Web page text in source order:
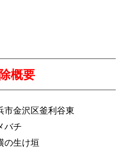
概要
市金沢区釜利谷東
バチ
の生け垣